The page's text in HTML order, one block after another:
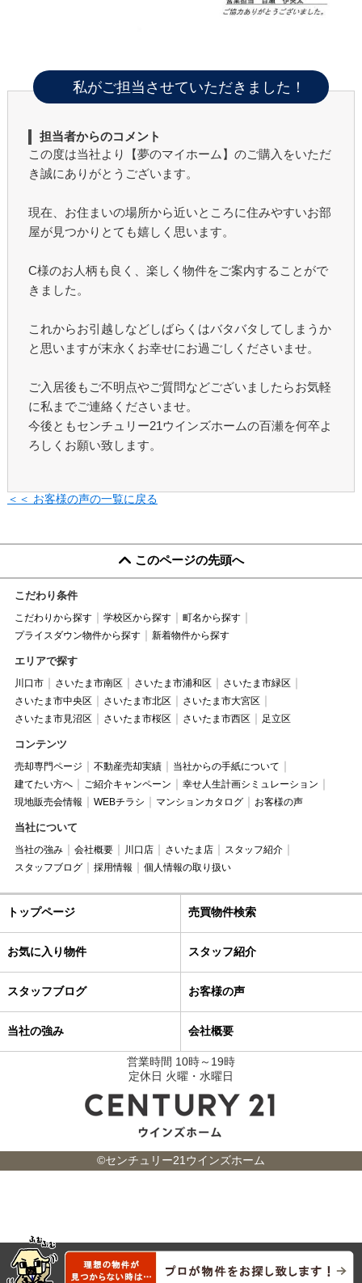
私がご担当させていただきました！
担当者からのコメント
この度は当社より【夢のマイホーム】のご購入をいただ
き誠にありがとうございます。
現在、お住まいの場所から近いところに住みやすいお部
屋が見つかりとても嬉しく思います。
C様のお人柄も良く、楽しく物件をご案内することがで
きました。
これからお引越しなどしばらくはバタバタしてしまうか
と思いますが末永くお幸せにお過ごしくださいませ。
ご入居後もご不明点やご質問などございましたらお気軽
に私までご連絡くださいませ。
今後ともセンチュリー21ウインズホームの百瀬を何卒よ
ろしくお願い致します。
＜＜ お客様の声の一覧に戻る
このページの先頭へ
こだわり条件
こだわりから探す 学校区から探す
町名から探す
プライスダウン物件から探す
新着物件から探す
エリアで探す
川口市 さいたま市南区 さいたま市浦和区
さいたま市緑区
さいたま市中央区
さいたま市北区
さいたま市大宮区
さいたま市見沼区
さいたま市桜区 さいたま市西区 足立区
コンテンツ
売却専門ページ 不動産売却実績
当社からの手紙について
建てたい方へ
ご紹介キャンペーン
幸せ人生計画シミュレーション
現地販売会情報
WEBチラシ マンションカタログ お客様の声
当社について
当社の強み 会社概要 川口店 さいたま店
スタッフ紹介
スタッフブログ
採用情報 個人情報の取り扱い
トップページ 売買物件検索
お気に入り物件 スタッフ紹介
スタッフブログ お客様の声
当社の強み 会社概要
営業時間 10時～19時
定休日 火曜・水曜日
©センチュリー21ウインズホーム